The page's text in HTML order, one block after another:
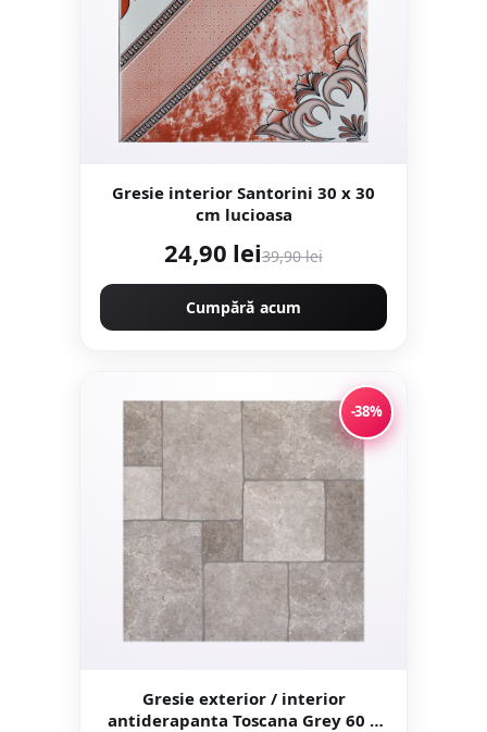
Gresie interior Santorini 30 x 30
cm lucioasa
24,90 lei39,90 lei
Cumpără acum
-38%
Gresie exterior / interior
antiderapanta Toscana Grey 60 x